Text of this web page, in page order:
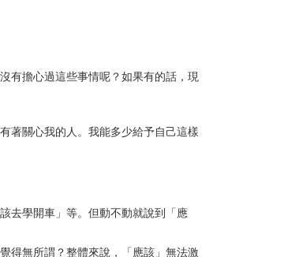
有擔心過這些事情呢？如果有的話，現
著關心我的人。我能多少給予自己這樣
去學開車」等。但動不動就說到「應
得無所謂？整體來說，「應該」無法激